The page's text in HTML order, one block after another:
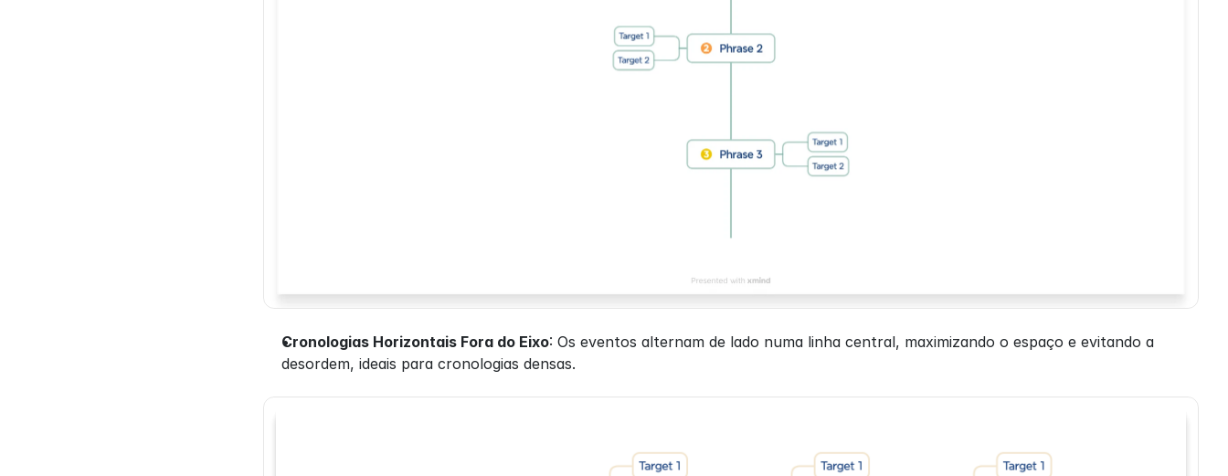
Cronologias Horizontais Fora do Eixo: Os eventos alternam de lado numa linha central, maximizando o espaço e evitando a
desordem, ideais para cronologias densas.